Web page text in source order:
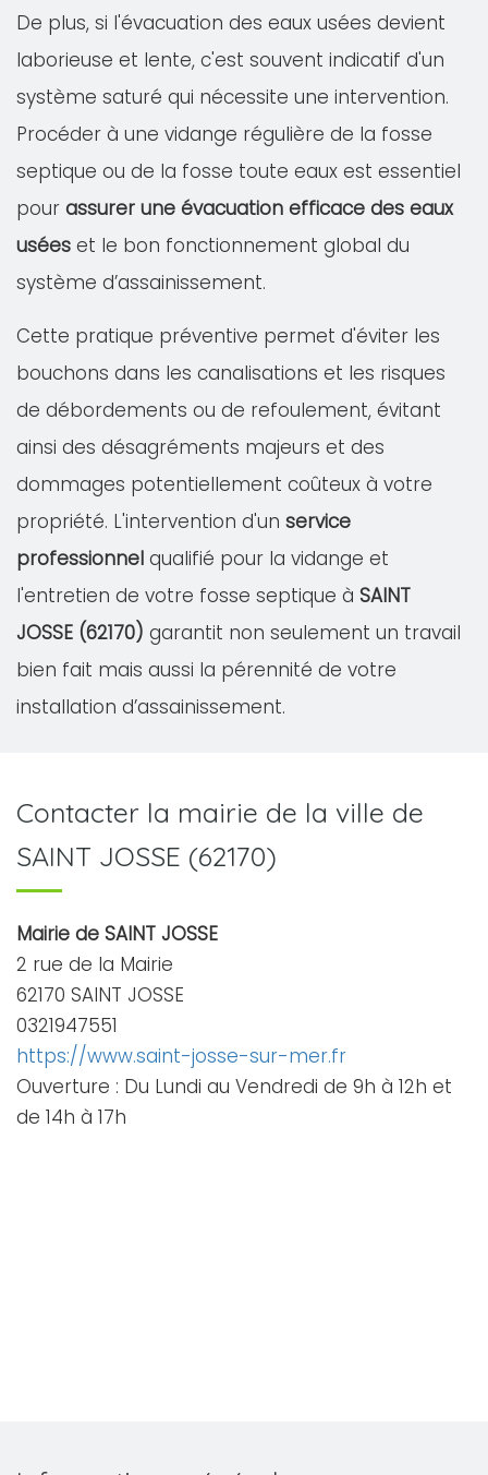
De plus, si l'évacuation des eaux usées devient
laborieuse et lente, c'est souvent indicatif d'un
système saturé qui nécessite une intervention.
Procéder à une vidange régulière de la fosse
septique ou de la fosse toute eaux est essentiel
pour assurer une évacuation efficace des eaux
usées et le bon fonctionnement global du
système d’assainissement.
Cette pratique préventive permet d'éviter les
bouchons dans les canalisations et les risques
de débordements ou de refoulement, évitant
ainsi des désagréments majeurs et des
dommages potentiellement coûteux à votre
propriété. L'intervention d'un service
professionnel qualifié pour la vidange et
l'entretien de votre fosse septique à SAINT
JOSSE (62170) garantit non seulement un travail
bien fait mais aussi la pérennité de votre
installation d’assainissement.
Contacter la mairie de la ville de
SAINT JOSSE (62170)
Mairie de SAINT JOSSE
2 rue de la Mairie
62170 SAINT JOSSE
0321947551
https://www.saint-josse-sur-mer.fr
Ouverture : Du Lundi au Vendredi de 9h à 12h et
de 14h à 17h